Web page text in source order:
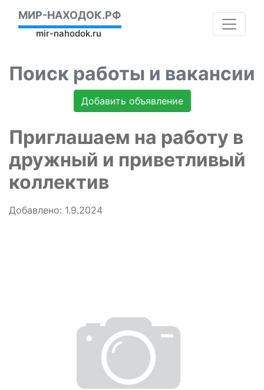
МИР-НАХОДОК.РФ
mir-nahodok.ru
Поиск работы и вакансии
Добавить объявление
Приглашаем на работу в
дружный и приветливый
коллектив
Добавлено: 1.9.2024